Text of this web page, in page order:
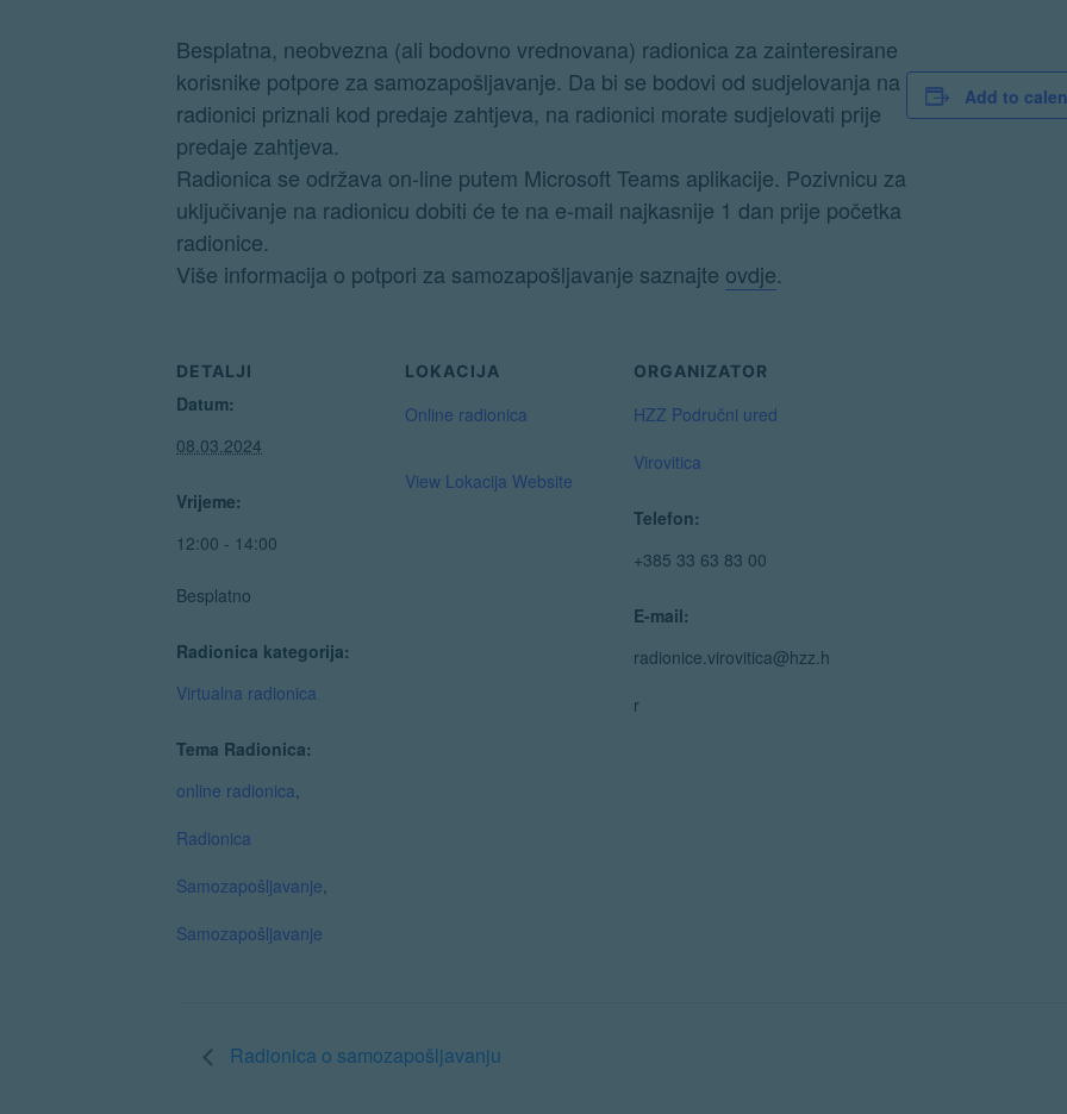
Besplatna, neobvezna (ali bodovno vrednovana) radionica za zainteresirane
korisnike potpore za samozapošljavanje. Da bi se bodovi od sudjelovanja na
radionici priznali kod predaje zahtjeva, na radionici morate sudjelovati prije
predaje zahtjeva.
Radionica se održava on-line putem Microsoft Teams aplikacije. Pozivnicu za
uključivanje na radionicu dobiti će te na e-mail najkasnije 1 dan prije početka
radionice.
Više informacija o potpori za samozapošljavanje saznajte ovdje.
Add to
DETALJI
Datum:
08.03.2024
Vrijeme:
12:00 - 14:00
Besplatno
Radionica kategorija:
Virtualna radionica
Tema Radionica:
online radionica,
Radionica
Samozapošljavanje,
Samozapošljavanje
LOKACIJA
Online radionica
View Lokacija Website
ORGANIZATOR
HZZ Područni ured
Virovitica
Telefon:
+385 33 63 83 00
E-mail:
radionice.virovitica@hzz.h
r
Radionica o samozapošljavanju